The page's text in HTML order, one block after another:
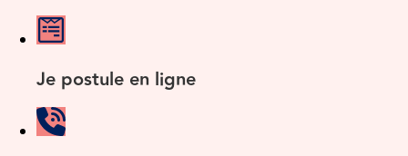
Je postule en ligne